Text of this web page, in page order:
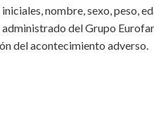
iniciales, nombre, sexo, peso,
del Grupo
del acontecimiento adverso.